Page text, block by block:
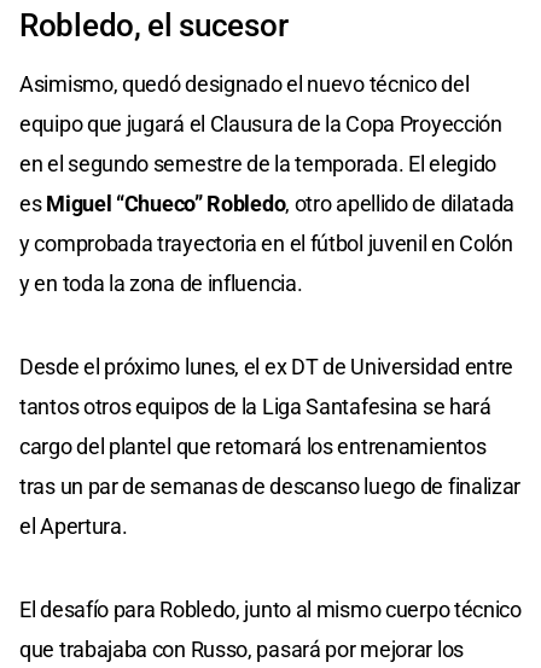
Robledo, el sucesor
Asimismo, quedó designado el nuevo técnico del
equipo que jugará el Clausura de la Copa Proyección
en el segundo semestre de la temporada. El elegido
esMiguel “Chueco” Robledo, otro apellido de dilatada
y comprobada trayectoria en el fútbol juvenil en Colón
y en toda la zona de influencia.
Desde el próximo lunes, el ex DT de Universidad entre
tantos otros equipos de la Liga Santafesina se hará
cargo del plantel que retomará los entrenamientos
tras un par de semanas de descanso luego de finalizar
el Apertura.
El desafío para Robledo, junto al mismo cuerpo técnico
que trabajaba con Russo, pasará por mejorar los